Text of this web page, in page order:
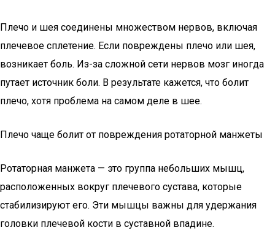
Плечо и шея соединены множеством нервов, включая
плечевое сплетение. Если повреждены плечо или шея,
возникает боль. Из-за сложной сети нервов мозг иногда
путает источник боли. В результате кажется, что болит
плечо, хотя проблема на самом деле в шее.
Плечо чаще болит от повреждения ротаторной манжеты
Ротаторная манжета — это группа небольших мышц,
расположенных вокруг плечевого сустава, которые
стабилизируют его. Эти мышцы важны для удержания
головки плечевой кости в суставной впадине.